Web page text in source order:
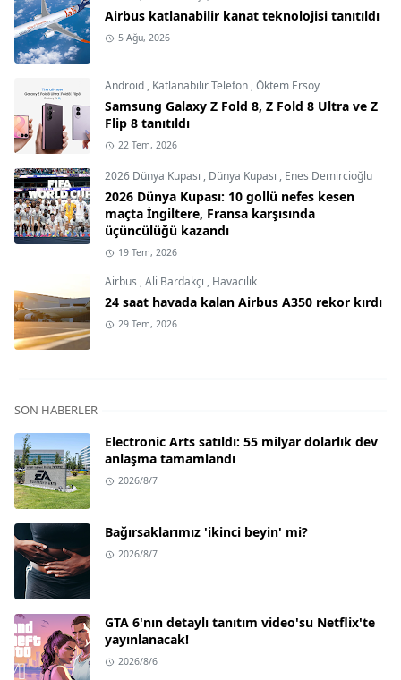
Airbus katlanabilir kanat teknolojisi tanıtıldı
5 Ağu, 2026
Android, Katlanabilir Telefon,Öktem Ersoy
Samsung Galaxy Z Fold 8, Z Fold 8 Ultra ve Z
Flip 8 tanıtıldı
22 Tem, 2026
2026 Dünya Kupası , Dünya Kupası , Enes Demircioğlu
2026 Dünya Kupası: 10 gollü nefes kesen
maçta İngiltere, Fransa karşısında
üçüncülüğü kazandı
19 Tem, 2026
Airbus ,Ali Bardakçı , Havacılık
24 saat havada kalan Airbus A350 rekor kırdı
29 Tem, 2026
SON HABERLER
Electronic Arts satıldı: 55 milyar dolarlık dev
anlaşma tamamlandı
2026/8/7
Bağırsaklarımız 'ikinci beyin' mi?
2026/8/7
GTA 6'nın detaylı tanıtım video'su Netflix'te
yayınlanacak!
2026/8/6